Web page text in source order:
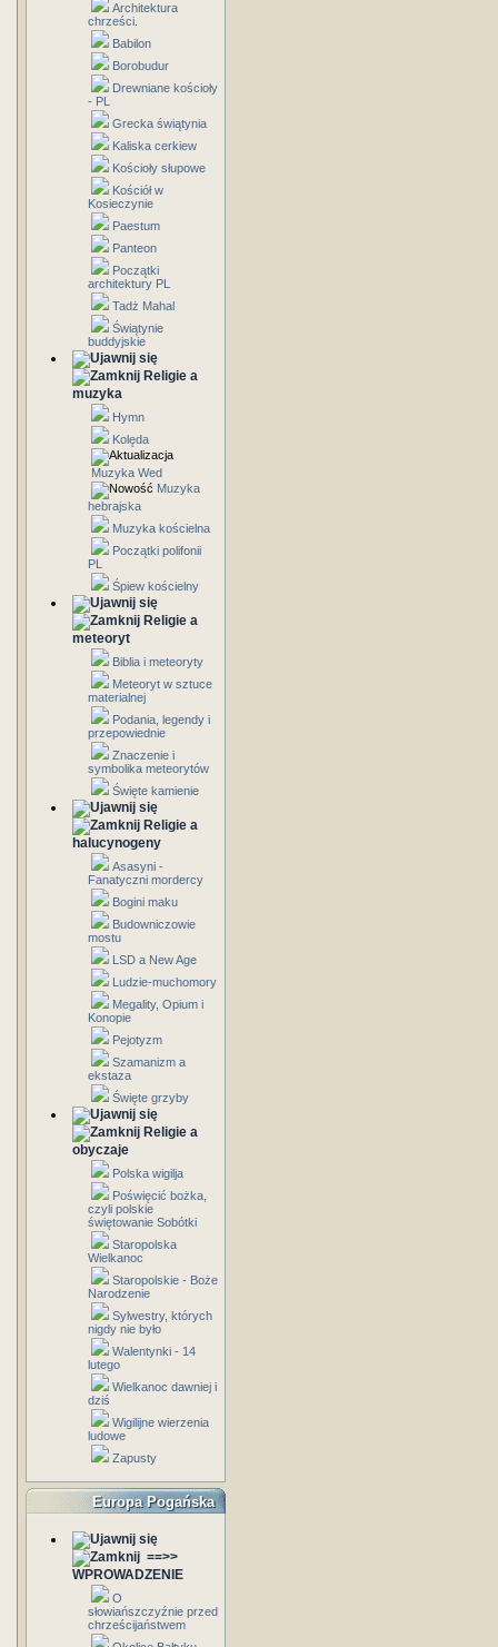
Architektura
chrześci.
Babilon
Borobudur
Drewniane kościoły
- PL
Grecka świątynia
Kaliska cerkiew
Kościoły słupowe
Kościół w
Kosieczynie
Paestum
Panteon
Początki
architektury PL
Tadż Mahal
Świątynie
buddyjskie
Religie a
muzyka
Hymn
Kolęda
Muzyka Wed
Muzyka
hebrajska
Muzyka kościelna
Początki polifonii
PL
Śpiew kościelny
Religie a
meteoryt
Biblia i meteoryty
Meteoryt w sztuce
materialnej
Podania, legendy i
przepowiednie
Znaczenie i
symbolika meteorytów
Święte kamienie
Religie a
halucynogeny
Asasyni -
Fanatyczni mordercy
Bogini maku
Budowniczowie
mostu
LSD a New Age
Ludzie-muchomory
Megality, Opium i
Konopie
Pejotyzm
Szamanizm a
ekstaza
Święte grzyby
Religie a
obyczaje
Polska wigilja
Poświęcić bożka,
czyli polskie
świętowanie Sobótki
Staropolska
Wielkanoc
Staropolskie - Boże
Narodzenie
Sylwestry, których
nigdy nie było
Walentynki - 14
lutego
Wielkanoc dawniej i
dziś
Wigilijne wierzenia
ludowe
Zapusty
Europa Pogańska
==>>
WPROWADZENIE
O
słowiańszczyźnie przed
chrześcijaństwem